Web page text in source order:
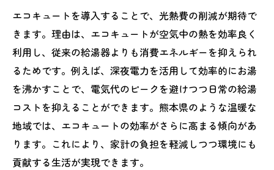
エコキュートを導入することで、光熱費の削減が期待で
きます。理由は、エコキュートが空気中の熱を効率良く
利用し、従来の給湯器よりも消費エネルギーを抑えられ
るためです。例えば、深夜電力を活用して効率的にお湯
を沸かすことで、電気代のピークを避けつつ日常の給湯
コストを抑えることができます。熊本県のような温暖な
地域では、エコキュートの効率がさらに高まる傾向があ
ります。これにより、家計の負担を軽減しつつ環境にも
貢献する生活が実現できます。